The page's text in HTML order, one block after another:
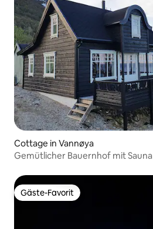
Cottage in Vannøya
Gemütlicher Bauernhof mit Sauna
Gäste-Favorit
Gäste-Favorit